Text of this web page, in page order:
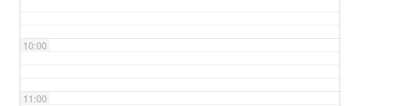
10:00
11:00